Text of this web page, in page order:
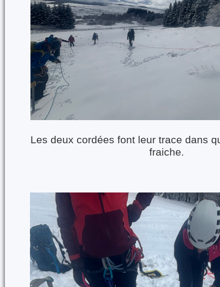
Les deux cordées font leur trace dans
fraiche.